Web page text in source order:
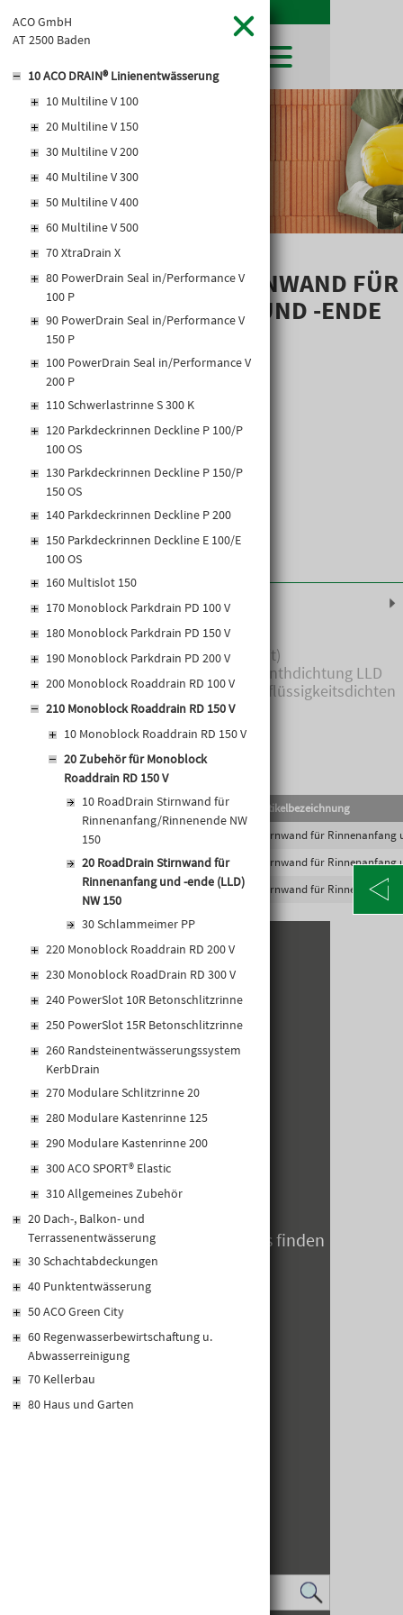
SHOP
LEIBWÄCHTER
MERKLISTE
WARENKORB
BAUSTOFFE
HOCHBAU
TIEFBAU
TROCKENBAU
FACHMARKT
LEISTUNGSERKLÄRUNGEN
BAUSTOFFKATALOGE
UNTERNEHMEN
FIRMENGESCHICHTE
STANDORTE
DOWNLOADS
LEITBILD
KARRIERE
KARRIERE UND WEITERBILDUNG
OFFENE STELLEN
AKTUELLES
KATALOGE
AGB'S
EUROSYS TROCKENBAUSYSTEM
GEWERBEZONE
Baustoffkataloge
ACO GmbH
AT 2500 Baden
10 ACO DRAIN® Linienentwässerung
10 Multiline V 100
20 Multiline V 150
30 Multiline V 200
40 Multiline V 300
50 Multiline V 400
60 Multiline V 500
70 XtraDrain X
80 PowerDrain Seal in/Performance V
100 P
90 PowerDrain Seal in/Performance V
150 P
100 PowerDrain Seal in/Performance V
200 P
110 Schwerlastrinne S 300 K
120 Parkdeckrinnen Deckline P 100/P
100 OS
130 Parkdeckrinnen Deckline P 150/P
150 OS
140 Parkdeckrinnen Deckline P 200
150 Parkdeckrinnen Deckline E 100/E
100 OS
160 Multislot 150
170 Monoblock Parkdrain PD 100 V
180 Monoblock Parkdrain PD 150 V
190 Monoblock Parkdrain PD 200 V
200 Monoblock Roaddrain RD 100 V
210 Monoblock Roaddrain RD 150 V
10 Monoblock Roaddrain RD 150 V
20 Zubehör für Monoblock
Roaddrain RD 150 V
10 RoadDrain Stirnwand für
Rinnenanfang/Rinnenende NW
150
20 RoadDrain Stirnwand für
Rinnenanfang und -ende (LLD)
NW 150
30 Schlammeimer PP
220 Monoblock Roaddrain RD 200 V
230 Monoblock RoadDrain RD 300 V
240 PowerSlot 10R Betonschlitzrinne
250 PowerSlot 15R Betonschlitzrinne
260 Randsteinentwässerungssystem
KerbDrain
270 Modulare Schlitzrinne 20
280 Modulare Kastenrinne 125
290 Modulare Kastenrinne 200
300 ACO SPORT® Elastic
310 Allgemeines Zubehör
20 Dach-, Balkon- und
Terrassenentwässerung
30 Schachtabdeckungen
40 Punktentwässerung
50 ACO Green City
60 Regenwasserbewirtschaftung u.
Abwasserreinigung
70 Kellerbau
80 Haus und Garten
ROADDRAIN STIRNWAND FÜR
RINNENANFANG UND -ENDE
(LLD) NW 150
Produktinformationen
• Aus Polymerbeton (anthrazit)
• Mit integrierter Lippenlabyrinthdichtung LLD
DN/OD 160 für horizontalen, flüssigkeitsdichten
Rohranschluss
EAN-Code Lief.Art.Nr.
Artikelbezeichnung
4002626421074
Stirnwand für Rinnenanfang
4002626421081
2002689
Stirnwand für Rinnenanfang
4002626421098
2002690 Stirnwand für Rinnenanfang
KONTAKT
Alte Poststraße 171
A-8020 Graz
info@kormann.at
ÖFFNUNGSZEITEN
06:30 - 17:00 Uhr
06:30 - 14:00 Uhr
geschlossen
Öffnungszeiten zum Jahreswechsels finden
Sie hier